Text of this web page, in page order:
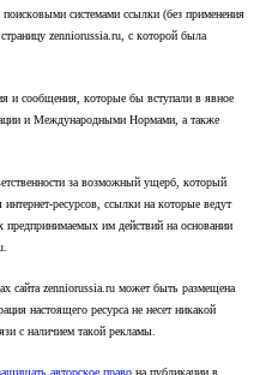
системами ссылки (без применения
zenniorussia.ru, с которой была
и сообщения, которые бы вступали в явное
и Международными Нормами, а также
за возможный ущерб, который
ресурсов, ссылки на которые ведут
предпринимаемых им действий на основании
сайта zenniorussia.ru может быть размещена
настоящего ресурса не несет никакой
с наличием такой рекламы.
авторское право на публикации в